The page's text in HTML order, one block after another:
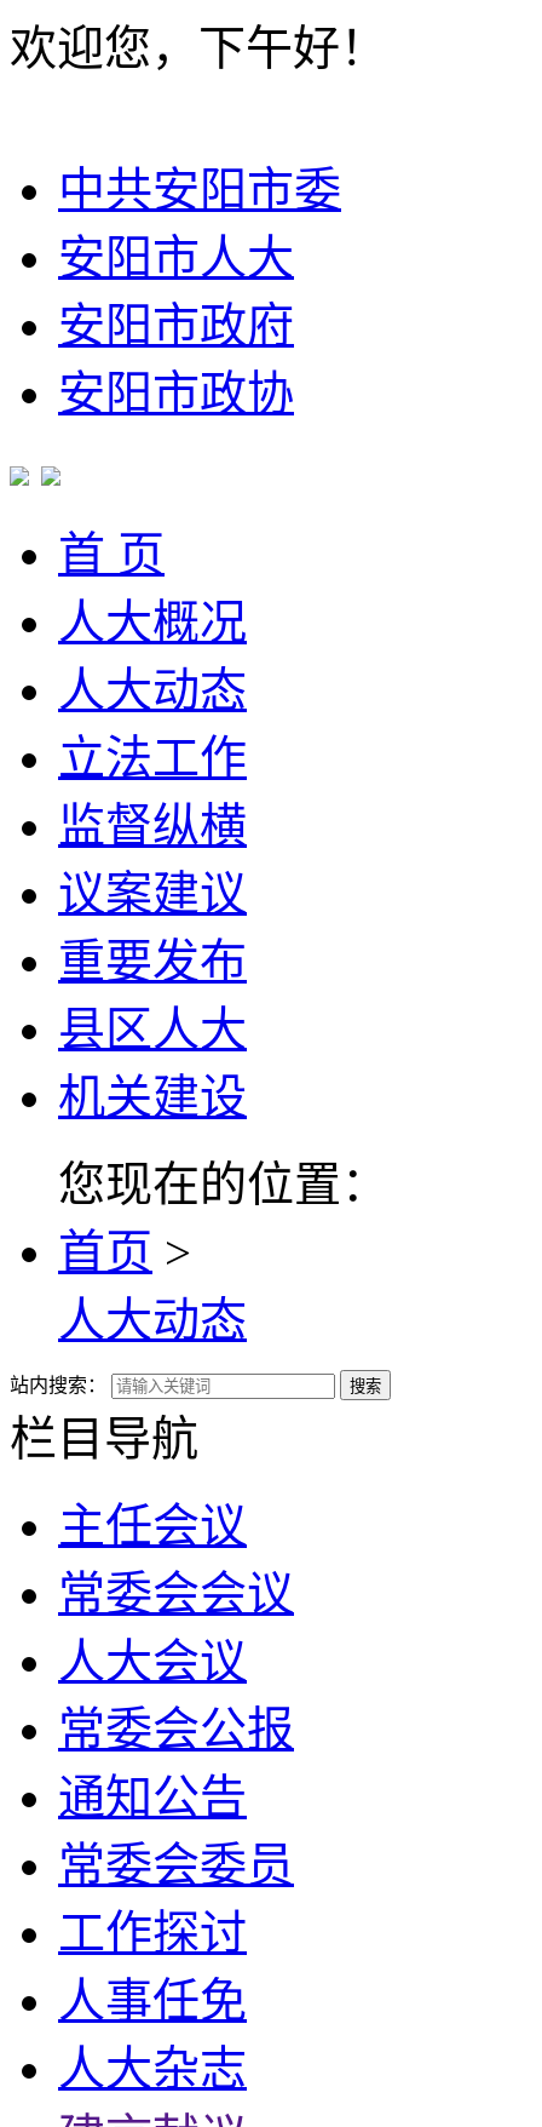
欢迎您，下午好！
中共安阳市委
安阳市人大
安阳市政府
安阳市政协
首 页
人大概况
人大动态
立法工作
监督纵横
议案建议
重要发布
县区人大
机关建设
您现在的位置：
首页 >
人大动态
站内搜索： 搜索
栏目导航
主任会议
常委会会议
人大会议
常委会公报
通知公告
常委会委员
工作探讨
人事任免
人大杂志